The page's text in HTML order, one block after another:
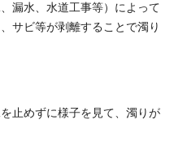
漏水、水道工事等）によって
サビ等が剥離することで濁り
止めずに様子を見て、濁りが